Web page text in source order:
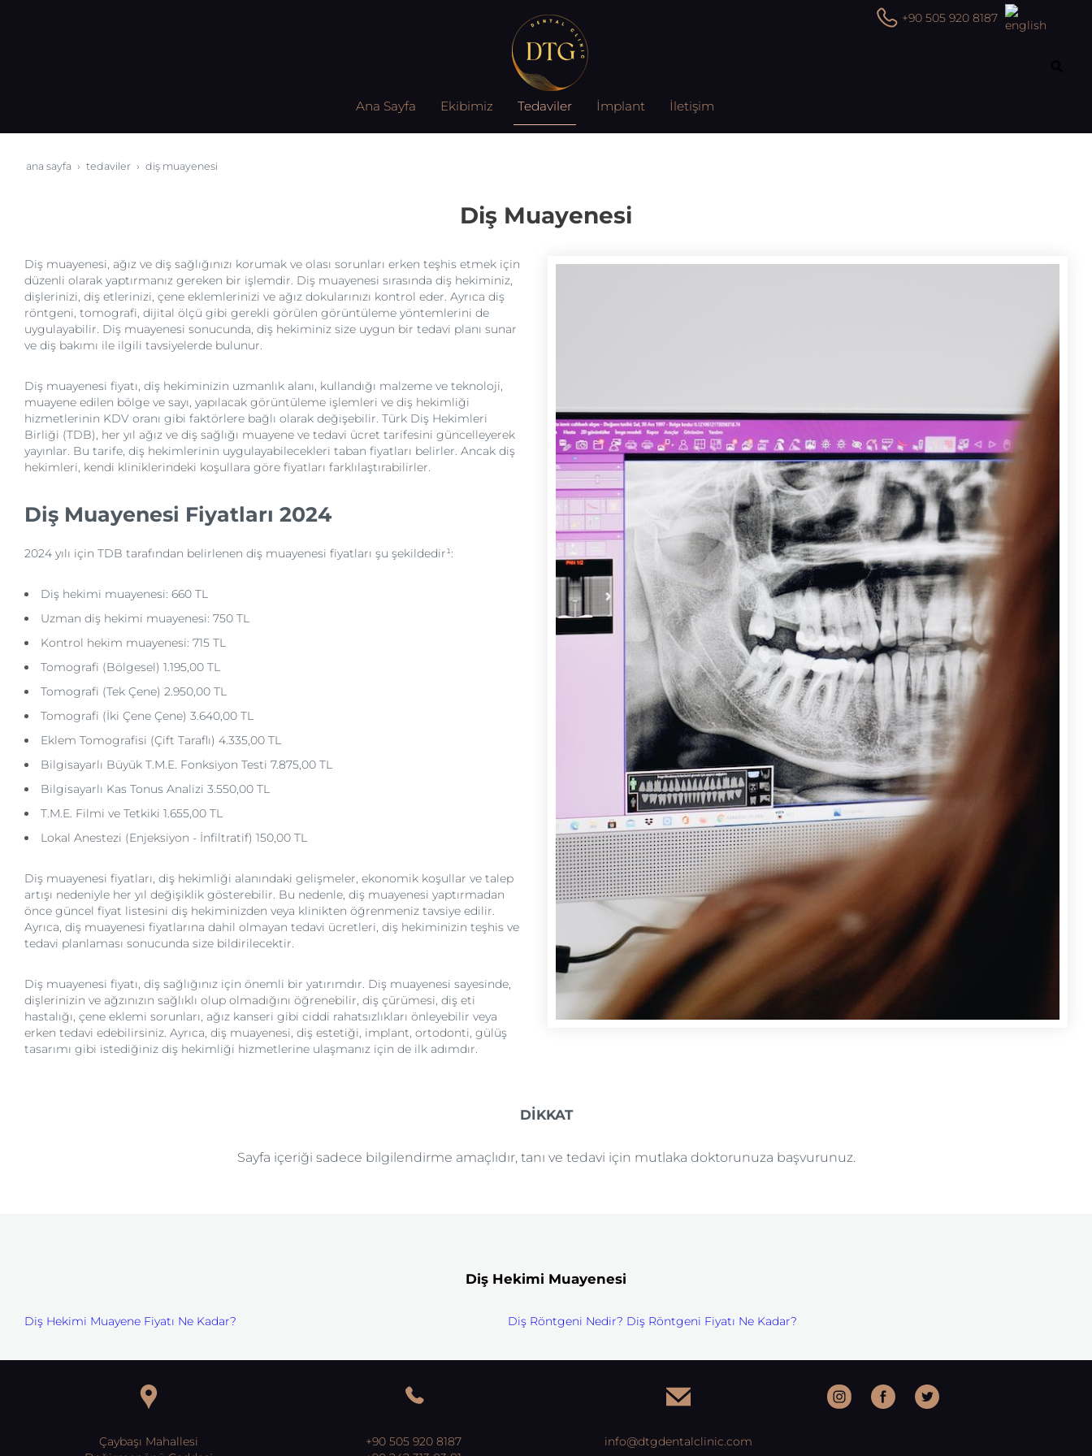
+90 505 920 8187
Ana Sayfa Ekibimiz Tedaviler İmplant İletişim
ana sayfa tedaviler diş muayenesi
Diş Muayenesi
Diş muayenesi, ağız ve diş sağlığınızı korumak ve olası sorunları erken teşhis etmek için
düzenli olarak yaptırmanız gereken bir işlemdir. Diş muayenesi sırasında diş hekiminiz,
dişlerinizi, diş etlerinizi, çene eklemlerinizi ve ağız dokularınızı kontrol eder. Ayrıca diş
röntgeni, tomografi, dijital ölçü gibi gerekli görülen görüntüleme yöntemlerini de
uygulayabilir. Diş muayenesi sonucunda, diş hekiminiz size uygun bir tedavi planı sunar
ve diş bakımı ile ilgili tavsiyelerde bulunur.
Diş muayenesi fiyatı, diş hekiminizin uzmanlık alanı, kullandığı malzeme ve teknoloji,
muayene edilen bölge ve sayı, yapılacak görüntüleme işlemleri ve diş hekimliği
hizmetlerinin KDV oranı gibi faktörlere bağlı olarak değişebilir. Türk Diş Hekimleri
Birliği (TDB), her yıl ağız ve diş sağlığı muayene ve tedavi ücret tarifesini güncelleyerek
yayınlar. Bu tarife, diş hekimlerinin uygulayabilecekleri taban fiyatları belirler. Ancak diş
hekimleri, kendi kliniklerindeki koşullara göre fiyatları farklılaştırabilirler.
Diş Muayenesi Fiyatları 2024
2024 yılı için TDB tarafından belirlenen diş muayenesi fiyatları şu şekildedir¹:
Diş hekimi muayenesi: 660 TL
Uzman diş hekimi muayenesi: 750 TL
Kontrol hekim muayenesi: 715 TL
Tomografi (Bölgesel) 1.195,00 TL
Tomografi (Tek Çene) 2.950,00 TL
Tomografi (İki Çene Çene) 3.640,00 TL
Eklem Tomografisi (Çift Taraflı) 4.335,00 TL
Bilgisayarlı Büyük T.M.E. Fonksiyon Testi 7.875,00 TL
Bilgisayarlı Kas Tonus Analizi 3.550,00 TL
T.M.E. Filmi ve Tetkiki 1.655,00 TL
Lokal Anestezi (Enjeksiyon - İnfiltratif) 150,00 TL
Diş muayenesi fiyatları, diş hekimliği alanındaki gelişmeler, ekonomik koşullar ve talep
artışı nedeniyle her yıl değişiklik gösterebilir. Bu nedenle, diş muayenesi yaptırmadan
önce güncel fiyat listesini diş hekiminizden veya klinikten öğrenmeniz tavsiye edilir.
Ayrıca, diş muayenesi fiyatlarına dahil olmayan tedavi ücretleri, diş hekiminizin teşhis ve
tedavi planlaması sonucunda size bildirilecektir.
Diş muayenesi fiyatı, diş sağlığınız için önemli bir yatırımdır. Diş muayenesi sayesinde,
dişlerinizin ve ağzınızın sağlıklı olup olmadığını öğrenebilir, diş çürümesi, diş eti
hastalığı, çene eklemi sorunları, ağız kanseri gibi ciddi rahatsızlıkları önleyebilir veya
erken tedavi edebilirsiniz. Ayrıca, diş muayenesi, diş estetiği, implant, ortodonti, gülüş
tasarımı gibi istediğiniz diş hekimliği hizmetlerine ulaşmanız için de ilk adımdır.
DİKKAT
Sayfa içeriği sadece bilgilendirme amaçlıdır, tanı ve tedavi için mutlaka doktorunuza başvurunuz.
Diş Hekimi Muayenesi
Diş Hekimi Muayene Fiyatı Ne Kadar? Diş Röntgeni Nedir? Diş Röntgeni Fiyatı Ne Kadar?
Çaybaşı Mahallesi
+90 505 920 8187
info@dtgdentalclinic.com